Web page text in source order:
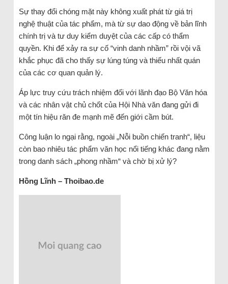
Sự thay đổi chóng mặt này không xuất phát từ giá trị
nghệ thuật của tác phẩm, mà từ sự dao động về bản lĩnh
chính trị và tư duy kiểm duyệt của các cấp có thẩm
quyền. Khi để xảy ra sự cố “vinh danh nhầm” rồi vội vã
khắc phục đã cho thấy sự lúng túng và thiếu nhất quán
của các cơ quan quản lý.
Áp lực truy cứu trách nhiệm đối với lãnh đạo Bộ Văn hóa
và các nhân vật chủ chốt của Hội Nhà văn đang gửi đi
một tín hiệu răn đe mạnh mẽ đến giới cầm bút.
Công luận lo ngại rằng, ngoài „Nỗi buồn chiến tranh“, liệu
còn bao nhiêu tác phẩm văn học nổi tiếng khác đang nằm
trong danh sách „phong nhầm“ và chờ bị xử lý?
Hồng Lĩnh – Thoibao.de